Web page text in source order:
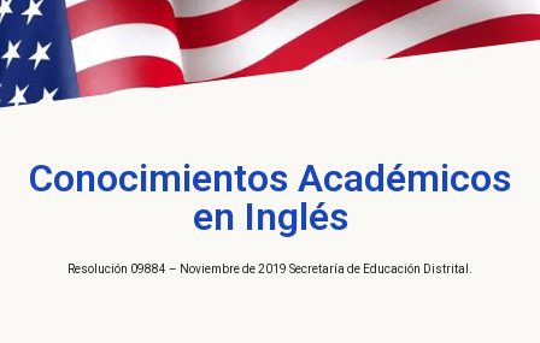
Conocimientos Académicos
en Inglés
Resolución 09884 – Noviembre de 2019 Secretaría de Educación Distrital.